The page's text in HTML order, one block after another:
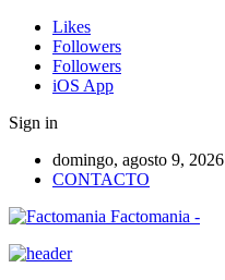
Likes
Followers
Followers
iOS App
Sign in
domingo, agosto 9, 2026
CONTACTO
Factomania -